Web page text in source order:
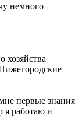
немного
хозяйства
первые знания
я работаю и